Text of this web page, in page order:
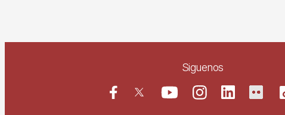
Siguenos